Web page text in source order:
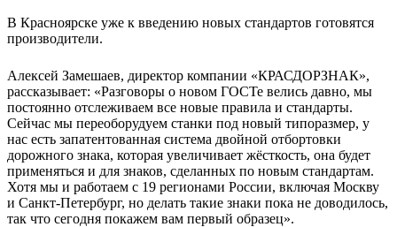
В Красноярске уже к введению новых стандартов готовятся
производители.
Алексей Замешаев, директор компании «КРАСДОРЗНАК»,
рассказывает: «Разговоры о новом ГОСТе велись давно, мы
постоянно отслеживаем все новые правила и стандарты.
Сейчас мы переоборудуем станки под новый типоразмер, у
нас есть запатентованная система двойной отбортовки
дорожного знака, которая увеличивает жёсткость, она будет
применяться и для знаков, сделанных по новым стандартам.
Хотя мы и работаем с 19 регионами России, включая Москву
и Санкт-Петербург, но делать такие знаки пока не доводилось,
так что сегодня покажем вам первый образец».